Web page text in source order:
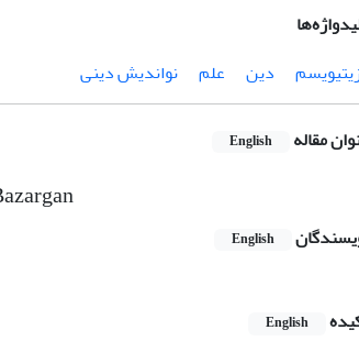
دین علم نواندیش دینی
مقاله English
English
English